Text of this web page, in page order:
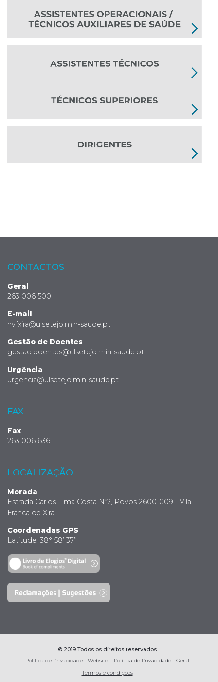
CONTACTOS
Geral
263 006 500
E-mail
hvfxira@ulsetejo.min-saude.pt
Gestão de Doentes
gestao.doentes@ulsetejo.min-saude.pt
Urgência
urgencia@ulsetejo.min-saude.pt
FAX
Fax
263 006 636
LOCALIZAÇÃO
Morada
Estrada Carlos Lima Costa Nº2, Povos 2600-009 - Vila
Franca de Xira
Coordenadas GPS
Latitude: 38° 58’ 37’’
© 2019 Todos os direitos reservados
Política de Privacidade - Website
Política de Privacidade - Geral
Termos e condições